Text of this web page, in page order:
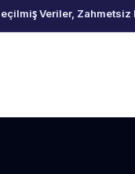
Veriler, Zahmetsiz